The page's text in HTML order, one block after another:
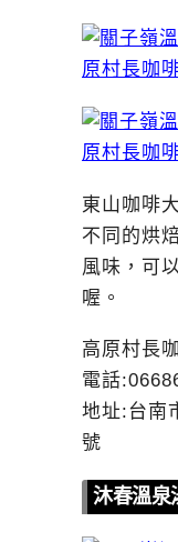
東山咖啡
不同的烘
風味，可
喔。
高原村長
電話
地址:台南
號
沐春溫泉